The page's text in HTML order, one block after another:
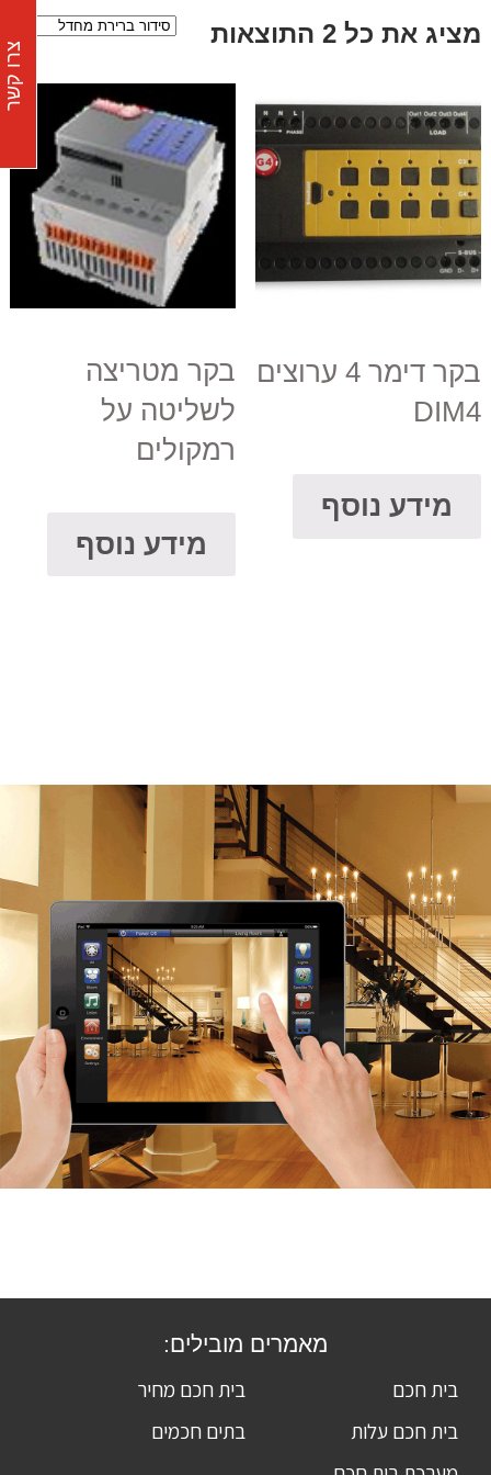
מציג את כל 2 התוצאות
בקר דימר 4 ערוצים
DIM4
מידע נוסף
בקר מטריצה
לשליטה על
רמקולים
מידע נוסף
מאמרים מובילים:
בית חכם
בית חכם מחיר
בית חכם עלות
בתים חכמים
צרו קשר